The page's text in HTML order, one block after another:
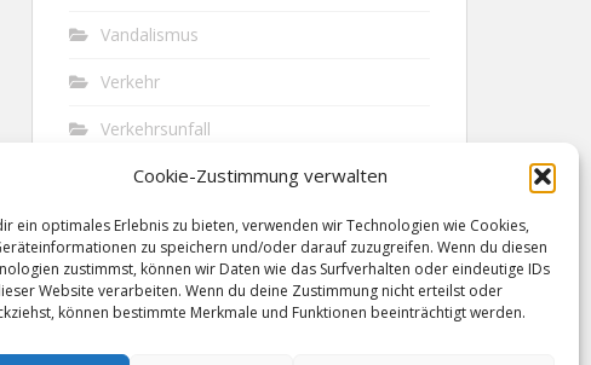
Cookie-Zustimmung verwalten
ein optimales Erlebnis zu bieten, verwenden wir Technologien wie Cookies,
zu speichern und/oder darauf zuzugreifen. Wenn du diesen
zustimmst, können wir Daten wie das Surfverhalten oder eindeutige IDs
Website verarbeiten. Wenn du deine Zustimmung nicht erteilst oder
können bestimmte Merkmale und Funktionen beeinträchtigt werden.
Vandalismus
Verkehr
Verkehrsunfall
Vermisst
Waffen
Wilderei